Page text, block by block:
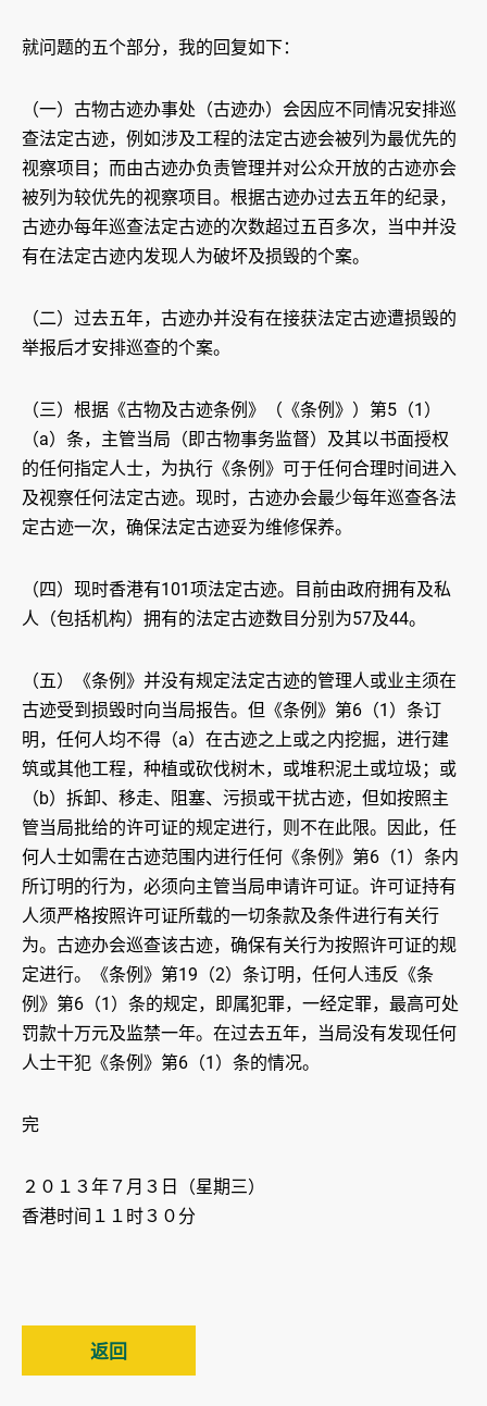
就问题的五个部分，我的回复如下：
（一）古物古迹办事处（古迹办）会因应不同情况安排巡
查法定古迹，例如涉及工程的法定古迹会被列为最优先的
视察项目；而由古迹办负责管理并对公众开放的古迹亦会
被列为较优先的视察项目。根据古迹办过去五年的纪录，
古迹办每年巡查法定古迹的次数超过五百多次，当中并没
有在法定古迹内发现人为破坏及损毁的个案。
（二）过去五年，古迹办并没有在接获法定古迹遭损毁的
举报后才安排巡查的个案。
（三）根据《古物及古迹条例》（《条例》）第5（1）
（a）条，主管当局（即古物事务监督）及其以书面授权
的任何指定人士，为执行《条例》可于任何合理时间进入
及视察任何法定古迹。现时，古迹办会最少每年巡查各法
定古迹一次，确保法定古迹妥为维修保养。
（四）现时香港有101项法定古迹。目前由政府拥有及私
人（包括机构）拥有的法定古迹数目分别为57及44。
（五）《条例》并没有规定法定古迹的管理人或业主须在
古迹受到损毁时向当局报告。但《条例》第6（1）条订
明，任何人均不得（a）在古迹之上或之内挖掘，进行建
筑或其他工程，种植或砍伐树木，或堆积泥土或垃圾；或
（b）拆卸、移走、阻塞、污损或干扰古迹，但如按照主
管当局批给的许可证的规定进行，则不在此限。因此，任
何人士如需在古迹范围内进行任何《条例》第6（1）条内
所订明的行为，必须向主管当局申请许可证。许可证持有
人须严格按照许可证所载的一切条款及条件进行有关行
为。古迹办会巡查该古迹，确保有关行为按照许可证的规
定进行。《条例》第19（2）条订明，任何人违反《条
例》第6（1）条的规定，即属犯罪，一经定罪，最高可处
罚款十万元及监禁一年。在过去五年，当局没有发现任何
人士干犯《条例》第6（1）条的情况。
完
２０１３年７月３日（星期三）
香港时间１１时３０分
返回